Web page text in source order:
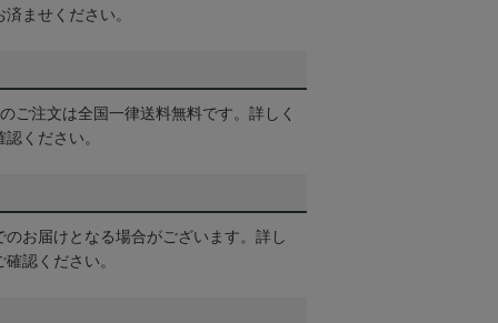
ませください。
ご注文は全国一律送料無料です。詳しく
認ください。
お届けとなる場合がございます。詳し
確認ください。